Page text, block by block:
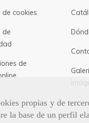
propias y de
la base de un perfil
de cookies
de
de